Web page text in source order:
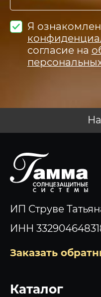
Я
согласие на
ИП Струве
ИНН
Заказать
Каталог